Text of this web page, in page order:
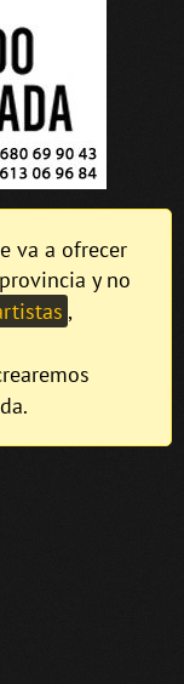
va a ofrecer
y no
,